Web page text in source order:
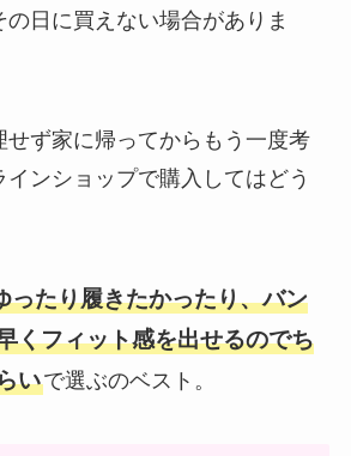
日に買えない場合がありま
せず家に帰ってからもう一度考
インショップで購入してはどう
ったり履きたかったり、バン
くフィット感を出せるのでち
いで選ぶのベスト。